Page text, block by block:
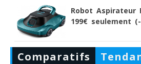
Robot Aspirateur
199€ seulement (-
Comparatifs